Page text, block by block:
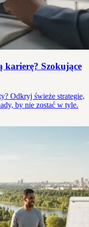
karierę? Szokujące
Odkryj świeże strategie,
by nie zostać w tyle.